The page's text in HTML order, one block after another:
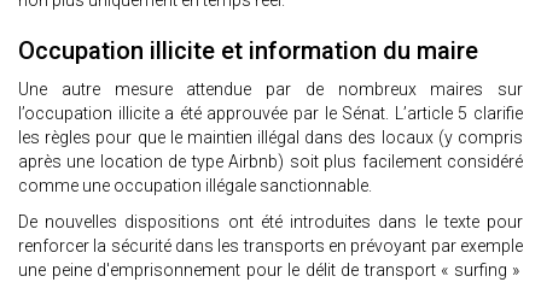
Occupation illicite et information du maire
Une autre mesure attendue par de nombreux maires sur
l’occupation illicite a été approuvée par le Sénat. L’article 5 clarifie
les règles pour que le maintien illégal dans des locaux (y compris
après une location de type Airbnb) soit plus facilement considéré
comme une occupation illégale sanctionnable.
De nouvelles dispositions ont été introduites dans le texte pour
renforcer la sécurité dans les transports en prévoyant par exemple
une peine d'emprisonnement pour le délit de transport « surfing »